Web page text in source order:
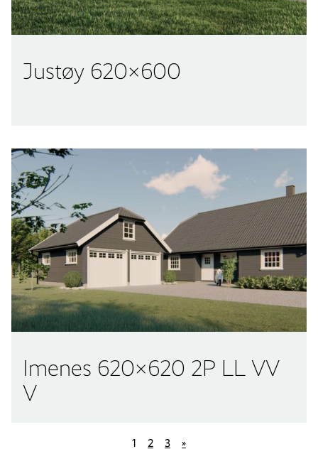
Justøy 620×600
Imenes 620×620 2P LL VV
V
1 2 3 »